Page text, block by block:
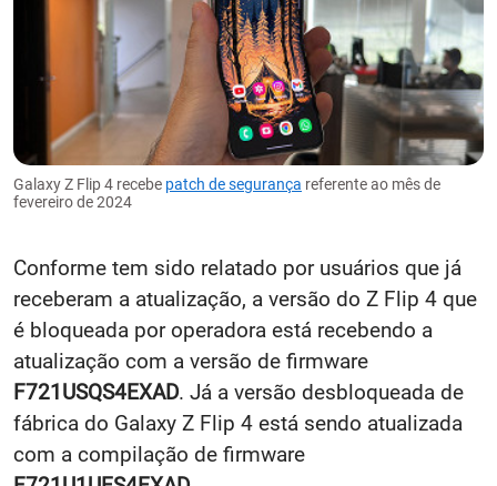
Galaxy Z Flip 4 recebe patch de segurança referente ao mês de
fevereiro de 2024
Conforme tem sido relatado por usuários que já
receberam a atualização, a versão do Z Flip 4 que
é bloqueada por operadora está recebendo a
atualização com a versão de firmware
F721USQS4EXAD. Já a versão desbloqueada de
fábrica do Galaxy Z Flip 4 está sendo atualizada
com a compilação de firmware